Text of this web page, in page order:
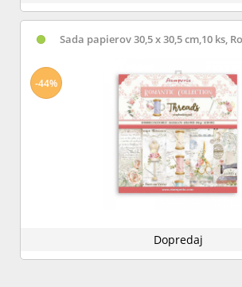
Sada papierov 30,5 x 30,5 cm,10 ks,
Dopredaj
-44%